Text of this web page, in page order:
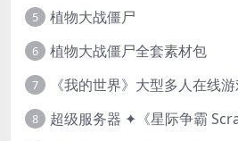
5 植物大战僵尸
6 植物大战僵尸全套素材包
7 《我的世界》大型多人在线
8 超级服务器 ✦《星际争霸